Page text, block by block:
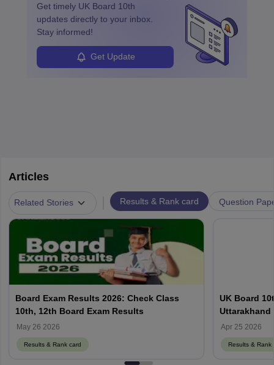
Get timely UK Board 10th
updates directly to your inbox.
Stay informed!
Get Update
Articles
Related Stories Results & Rank card Question
Board Exam Results 2026: Check Class
10th, 12th Board Exam Results
May 26 2026
Results & Rank card
UK Board
Uttarakhand
Apr 25 2026
Results & Rank